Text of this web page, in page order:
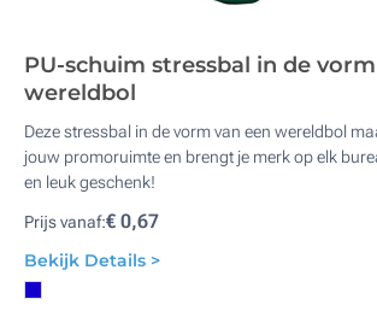
PU-schuim stressbal in de
wereldbol
Deze stressbal in de vorm van een wereldbol
jouw promoruimte en brengt je merk op elk
en leuk geschenk!
Prijs vanaf:€ 0,67
Bekijk Details >